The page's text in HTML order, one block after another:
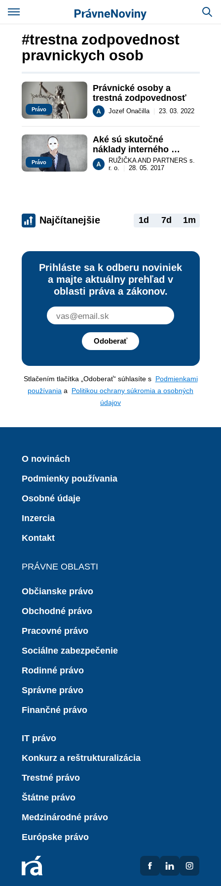
#trestna zodpovednost
pravnickych osob
Právo
Právnické osoby a
trestná zodpovednosť
Jozef Onačilla 23. 03. 2022
Právo
Aké sú skutočné
náklady interného
podvodu a čo to vlastne
znamená?
RUŽIČKA AND PARTNERS s.
r. o.
28. 05. 2017
Najčítanejšie 1d 7d 1m
Prihláste sa k odberu noviniek
a majte aktuálny prehľad v
oblasti práva a zákonov.
Odoberať
Stlačením tlačítka „Odoberať“ súhlasíte s Podmienkami
používania a Politikou ochrany súkromia a osobných
údajov
O novinách
Podmienky používania
Osobné údaje
Inzercia
Kontakt
PRÁVNE OBLASTI
Občianske právo
Obchodné právo
Pracovné právo
Sociálne zabezpečenie
Rodinné právo
Správne právo
Finančné právo
IT právo
Konkurz a reštrukturalizácia
Trestné právo
Štátne právo
Medzinárodné právo
Európske právo